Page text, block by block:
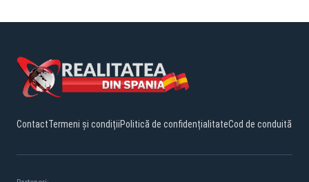
ContactTermeni și condițiiPolitică de confidențialitateCod de conduită